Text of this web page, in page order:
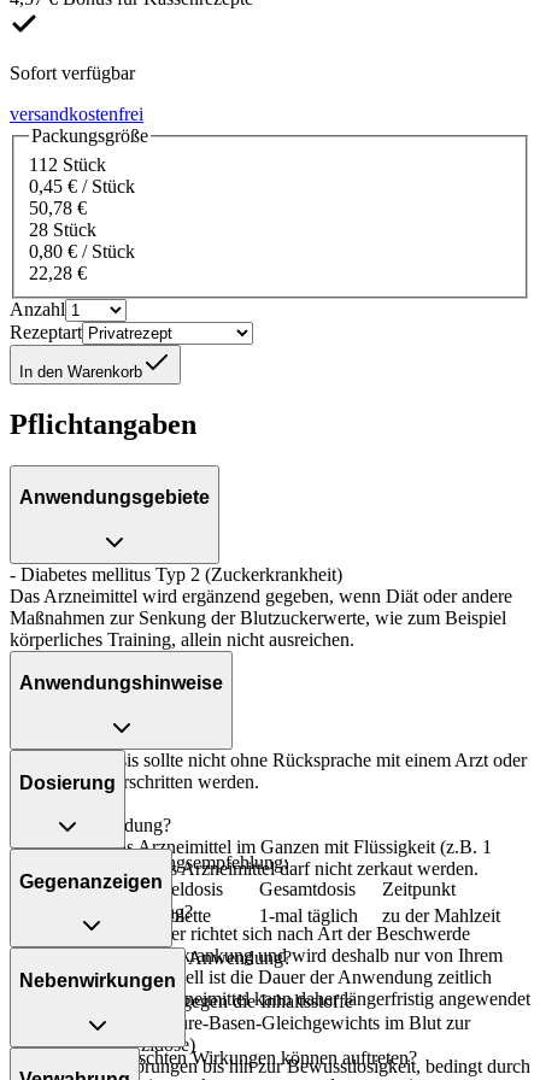
Sofort verfügbar
versandkostenfrei
Packungsgröße
112 Stück
0,45 € / Stück
50,78 €
28 Stück
0,80 € / Stück
22,28 €
Anzahl
Rezeptart
In den Warenkorb
Pflichtangaben
Anwendungsgebiete
- Diabetes mellitus Typ 2 (Zuckerkrankheit)
Das Arzneimittel wird ergänzend gegeben, wenn Diät oder andere
Maßnahmen zur Senkung der Blutzuckerwerte, wie zum Beispiel
körperliches Training, allein nicht ausreichen.
Anwendungshinweise
Die Gesamtdosis sollte nicht ohne Rücksprache mit einem Arzt oder
Apotheker überschritten werden.
Art der Anwendung?
Nehmen Sie das Arzneimittel im Ganzen mit Flüssigkeit (z.B. 1
Glas Wasser) ein. Das Arzneimittel darf nicht zerkaut werden.
Dauer der Anwendung?
Die Anwendungsdauer richtet sich nach Art der Beschwerde
und/oder Dauer der Erkrankung und wird deshalb nur von Ihrem
Arzt bestimmt. Prinzipiell ist die Dauer der Anwendung zeitlich
nicht begrenzt, das Arzneimittel kann daher längerfristig angewendet
Dosierung
Allgemeine Dosierungsempfehlung:
Personenkreis
Einzeldosis Gesamtdosis
Zeitpunkt
1 Tablette 1-mal täglich zu der Mahlzeit
Gegenanzeigen
Was spricht gegen eine Anwendung?
- Überempfindlichkeit gegen die Inhaltsstoffe
- Verschiebung des Säure-Basen-Gleichgewichts im Blut zur
saureren Seite (Azidose)
- Bewusstseinsstörungen bis hin zur Bewusstlosigkeit, bedingt durch
Nebenwirkungen
Welche unerwünschten Wirkungen können auftreten?